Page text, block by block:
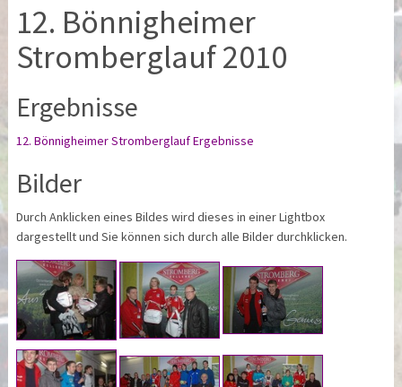
12. Bönnigheimer
Stromberglauf 2010
Ergebnisse
12. Bönnigheimer Stromberglauf Ergebnisse
Bilder
Durch Anklicken eines Bildes wird dieses in einer Lightbox
dargestellt und Sie können sich durch alle Bilder durchklicken.